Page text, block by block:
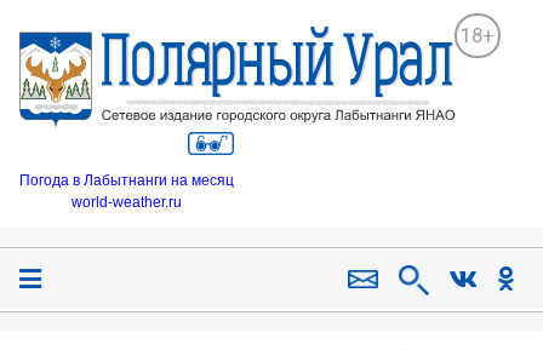
18+
Погода в Лабытнанги на месяц
world-weather.ru